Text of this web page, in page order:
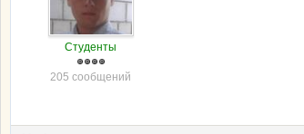
Студенты
205 сообщений